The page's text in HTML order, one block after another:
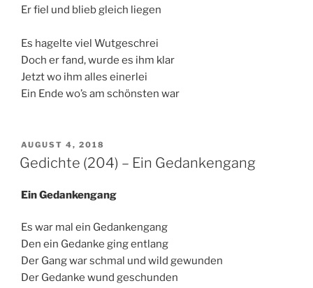
Er fiel und blieb gleich liegen
Es hagelte viel Wutgeschrei
Doch er fand, wurde es ihm klar
Jetzt wo ihm alles einerlei
Ein Ende wo’s am schönsten war
VERÖFFENTLICHT
AM
AUGUST 4, 2018
Gedichte (204) – Ein Gedankengang
Ein Gedankengang
Es war mal ein Gedankengang
Den ein Gedanke ging entlang
Der Gang war schmal und wild gewunden
Der Gedanke wund geschunden